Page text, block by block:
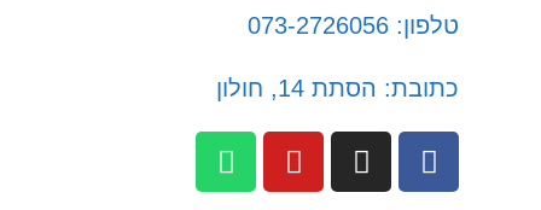
טלפון: 073-2726056
כתובת: הסתת 14, חולון